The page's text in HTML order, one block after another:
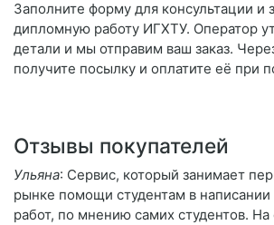
Заполните форму для консультации и
дипломную работу ИГХТУ. Оператор
детали и мы отправим ваш заказ.
получите посылку и оплатите её при
Отзывы покупателей
Ульяна: Сервис, который занимает
рынке помощи студентам в
работ, по мнению самих студентов. На